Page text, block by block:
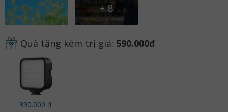
+8
Quà tặng kèm trị giá: 590.000đ
390.000 ₫